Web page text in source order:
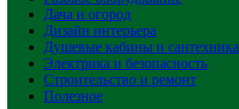
Дача и огород
Дизайн интерьера
Душевые кабины и сантехника
Электрика и безопасность
Строительство и ремонт
Полезное